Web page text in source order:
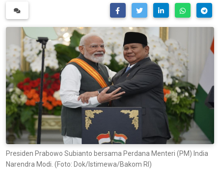
Presiden Prabowo Subianto bersama Perdana Menteri (PM) India
Narendra Modi. (Foto: Dok/Istimewa/Bakom RI)